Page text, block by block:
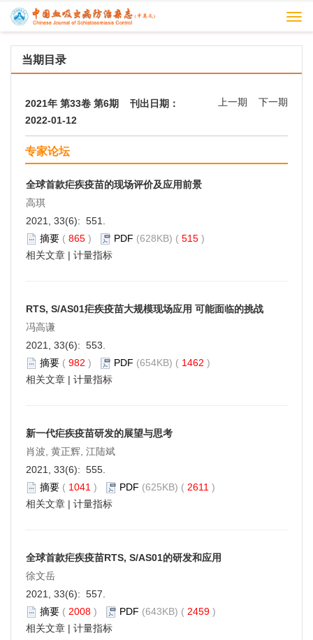
当期目录
2021年 第33卷 第6期 刊出日期：
2022-01-12
上一期 下一期
专家论坛
全球首款疟疾疫苗的现场评价及应用前景
高琪
2021, 33(6): 551.
摘要 ( 865 ) PDF (628KB) ( 515 )
相关文章 | 计量指标
RTS, S/AS01疟疾疫苗大规模现场应用 可能面临的挑战
冯高谦
2021, 33(6): 553.
摘要 ( 982 ) PDF (654KB) ( 1462 )
相关文章 | 计量指标
新一代疟疾疫苗研发的展望与思考
肖波, 黄正辉, 江陆斌
2021, 33(6): 555.
摘要 ( 1041 ) PDF (625KB) ( 2611 )
相关文章 | 计量指标
全球首款疟疾疫苗RTS, S/AS01的研发和应用
徐文岳
2021, 33(6): 557.
摘要 ( 2008 ) PDF (643KB) ( 2459 )
相关文章 | 计量指标